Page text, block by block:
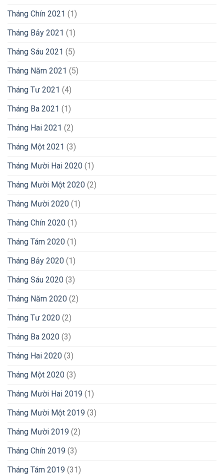
Tháng Chín 2021 (1)
Tháng Bảy 2021 (1)
Tháng Sáu 2021 (5)
Tháng Năm 2021 (5)
Tháng Tư 2021 (4)
Tháng Ba 2021 (1)
Tháng Hai 2021 (2)
Tháng Một 2021 (3)
Tháng Mười Hai 2020 (1)
Tháng Mười Một 2020 (2)
Tháng Mười 2020 (1)
Tháng Chín 2020 (1)
Tháng Tám 2020 (1)
Tháng Bảy 2020 (1)
Tháng Sáu 2020 (3)
Tháng Năm 2020 (2)
Tháng Tư 2020 (2)
Tháng Ba 2020 (3)
Tháng Hai 2020 (3)
Tháng Một 2020 (3)
Tháng Mười Hai 2019 (1)
Tháng Mười Một 2019 (3)
Tháng Mười 2019 (2)
Tháng Chín 2019 (3)
Tháng Tám 2019 (31)